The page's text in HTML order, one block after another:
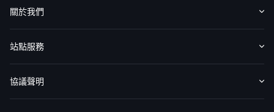
關於我們
認識華盛
媒體報導
意見反饋
站點服務
收費標準
交易工具
幫助中心
協議聲明